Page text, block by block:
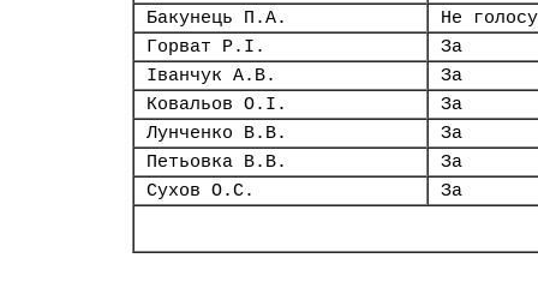
Бакунець П.А.
Не
Горват Р.І.
За
Іванчук А.В.
За
Ковальов О.І.
За
Лунченко В.В.
За
Петьовка В.В.
За
Сухов О.С.
За